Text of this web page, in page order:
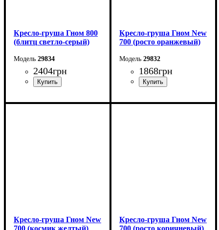
Кресло-груша Гном 800
(блитц светло-серый)
29834
2404грн
Ширина: 80 см
Кресло-груша Гном New
700 (росто оранжевый)
29832
1868грн
Ширина: 70 см
Кресло-груша Гном New
700 (космик желтый)
Кресло-груша Гном New
700 (росто коричневый)